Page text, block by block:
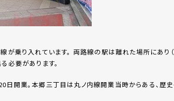
乗り入れています。 両路線の駅は離れた場所にあり
必要があります。
日開業。本郷三丁目は丸ノ内線開業当時からある、歴